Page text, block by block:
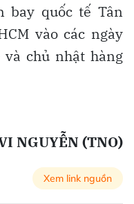
bay quốc tế Tân
vào các ngày
chủ nhật hàng
NGUYỄN (TNO)
Xem link nguồn